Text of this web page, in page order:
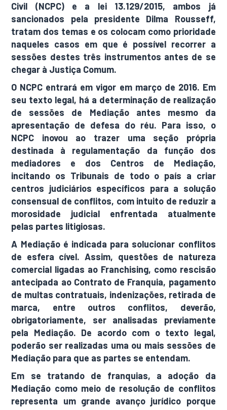
Civil (NCPC) e a lei 13.129/2015, ambos já
sancionados pela presidente Dilma Rousseff,
tratam dos temas e os colocam como prioridade
naqueles casos em que é possível recorrer a
sessões destes três instrumentos antes de se
chegar à Justiça Comum.
O NCPC entrará em vigor em março de 2016. Em
seu texto legal, há a determinação de realização
de sessões de Mediação antes mesmo da
apresentação de defesa do réu. Para isso, o
NCPC inovou ao trazer uma seção própria
destinada à regulamentação da função dos
mediadores e dos Centros de Mediação,
incitando os Tribunais de todo o país a criar
centros judiciários específicos para a solução
consensual de conflitos, com intuito de reduzir a
morosidade judicial enfrentada atualmente
pelas partes litigiosas.
A Mediação é indicada para solucionar conflitos
de esfera cível. Assim, questões de natureza
comercial ligadas ao Franchising, como rescisão
antecipada ao Contrato de Franquia, pagamento
de multas contratuais, indenizações, retirada de
marca, entre outros conflitos, deverão,
obrigatoriamente, ser analisadas previamente
pela Mediação. De acordo com o texto legal,
poderão ser realizadas uma ou mais sessões de
Mediação para que as partes se entendam.
Em se tratando de franquias, a adoção da
Mediação como meio de resolução de conflitos
representa um grande avanço jurídico porque